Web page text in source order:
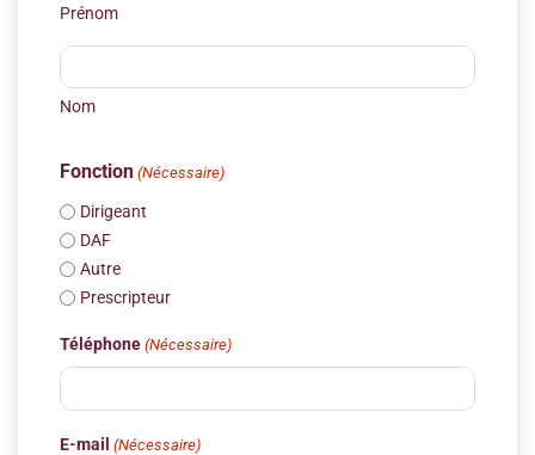
Prénom
Nom
Fonction (Nécessaire)
Dirigeant
DAF
Autre
Prescripteur
Téléphone (Nécessaire)
E-mail (Nécessaire)